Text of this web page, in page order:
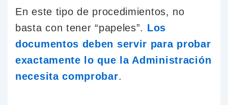
En este tipo de procedimientos, no
basta con tener “papeles”. Los
documentos deben servir para probar
exactamente lo que la Administración
necesita comprobar.